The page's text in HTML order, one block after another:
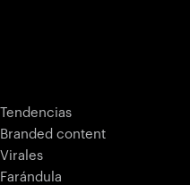
Tendencias
Branded content
Virales
Farándula